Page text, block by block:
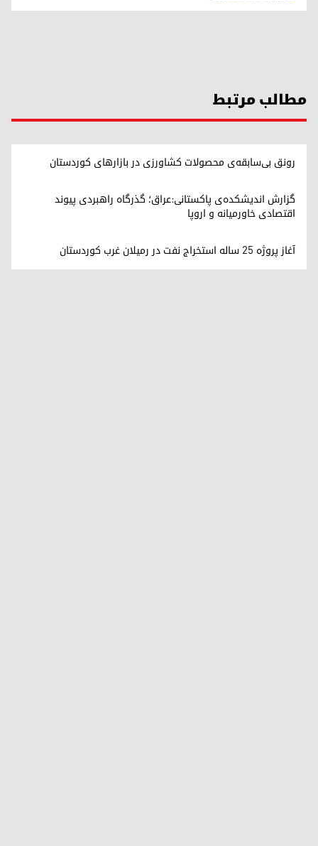
مطالب مرتبط
رونق بی‌سابقه‌ی محصولات کشاورزی در بازارهای کوردستان
گزارش اندیشکده‌ی پاکستانی:عراق؛ گذرگاه راهبردی پیوند
اقتصادی خاورمیانه و اروپا
آغاز پروژه ۲۵ ساله استخراج نفت در رميلان غرب کوردستان